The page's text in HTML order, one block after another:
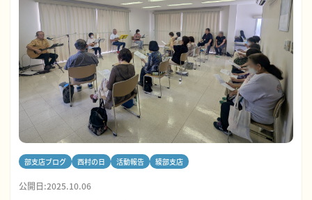
部支店ブログ 西村の日 活動報告 綾部支店
公開日:2025.10.06